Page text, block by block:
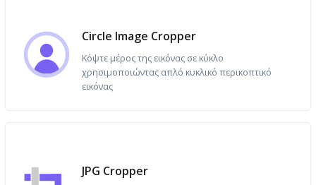
Circle Image Cropper
Κόψτε μέρος της εικόνας σε κύκλο
χρησιμοποιώντας απλό κυκλικό περικοπτικό
εικόνας
JPG Cropper